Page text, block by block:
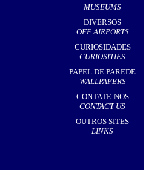
MUSEUMS
DIVERSOS
OFF AIRPORTS
CURIOSIDADES
CURIOSITIES
PAPEL DE PAREDE
WALLPAPERS
CONTATE-NOS
CONTACT US
OUTROS SITES
LINKS